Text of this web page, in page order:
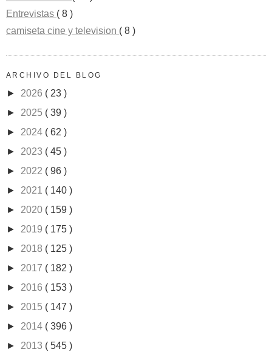
Entrevistas ( 8 )
camiseta cine y television ( 8 )
ARCHIVO DEL BLOG
► 2026 ( 23 )
► 2025 ( 39 )
► 2024 ( 62 )
► 2023 ( 45 )
► 2022 ( 96 )
► 2021 ( 140 )
► 2020 ( 159 )
► 2019 ( 175 )
► 2018 ( 125 )
► 2017 ( 182 )
► 2016 ( 153 )
► 2015 ( 147 )
► 2014 ( 396 )
► 2013 ( 545 )